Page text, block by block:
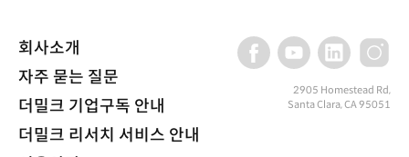
회사소개
자주 묻는 질문
더밀크 기업구독 안내
더밀크 리서치 서비스 안내
2905 Homestead Rd,
Santa Clara, CA 95051